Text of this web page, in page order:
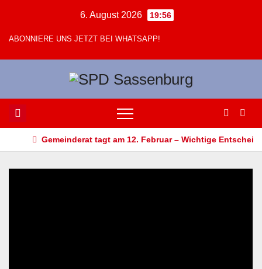
springen
6. August 2026 19:56
ABONNIERE UNS JETZT BEI WHATSAPP!
Gemeinderat tagt am 12. Februar – Wichtige